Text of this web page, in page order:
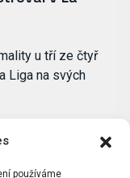
používáme
u tří ze čtyř
Liga na svých